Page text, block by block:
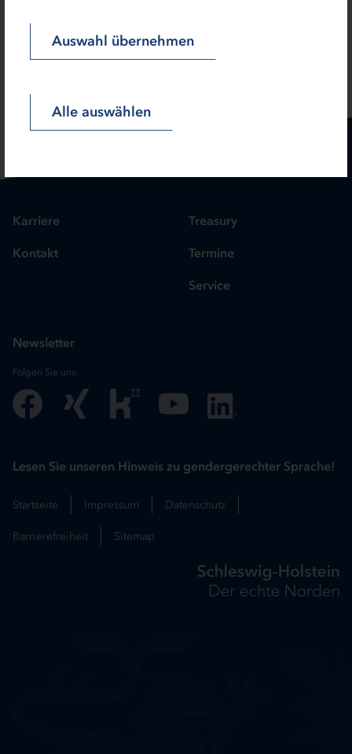
Auswahl übernehmen
Alle auswählen
Karriere
Kontakt
Treasury
Termine
Service
Newsletter
Folgen Sie uns:
Lesen Sie unseren Hinweis zu gendergerechter Sprache!
Startseite Impressum Datenschutz
Barrierefreiheit Sitemap